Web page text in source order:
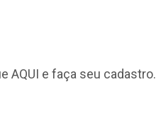
AQUI e faça seu cadastro.